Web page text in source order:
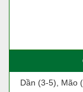
Dần (3-5), Mão